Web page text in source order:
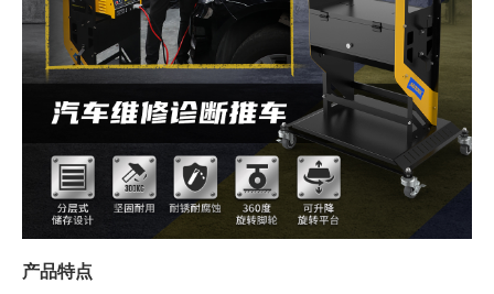
产品特点